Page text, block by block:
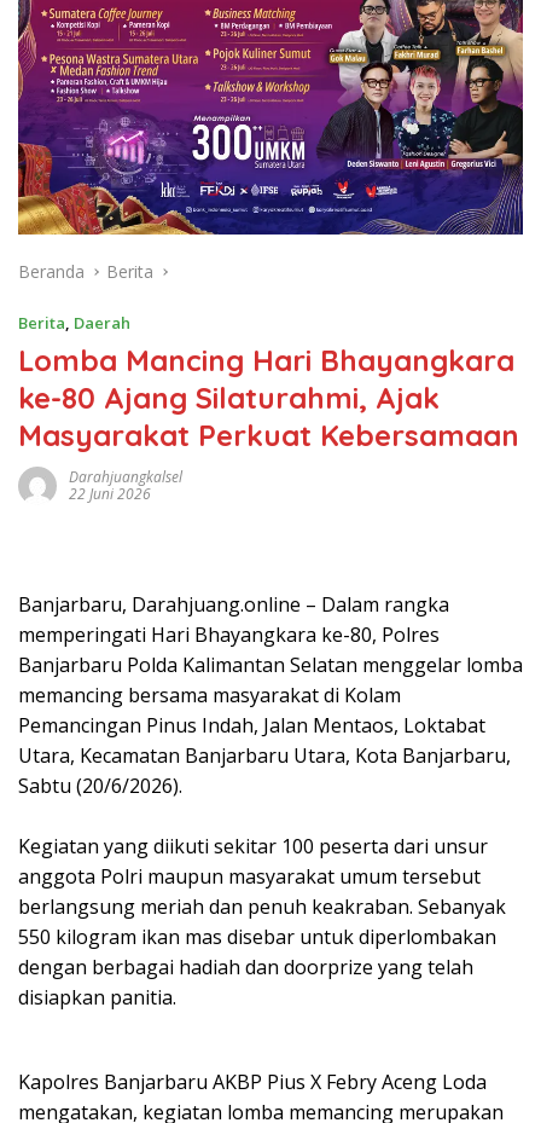
Beranda Berita
Berita, Daerah
Lomba Mancing Hari Bhayangkara
ke-80 Ajang Silaturahmi, Ajak
Masyarakat Perkuat Kebersamaan
Darahjuangkalsel
22 Juni 2026
Banjarbaru, Darahjuang.online – Dalam rangka
memperingati Hari Bhayangkara ke-80, Polres
Banjarbaru Polda Kalimantan Selatan menggelar lomba
memancing bersama masyarakat di Kolam
Pemancingan Pinus Indah, Jalan Mentaos, Loktabat
Utara, Kecamatan Banjarbaru Utara, Kota Banjarbaru,
Sabtu (20/6/2026).
Kegiatan yang diikuti sekitar 100 peserta dari unsur
anggota Polri maupun masyarakat umum tersebut
berlangsung meriah dan penuh keakraban. Sebanyak
550 kilogram ikan mas disebar untuk diperlombakan
dengan berbagai hadiah dan doorprize yang telah
disiapkan panitia.
Kapolres Banjarbaru AKBP Pius X Febry Aceng Loda
mengatakan, kegiatan lomba memancing merupakan